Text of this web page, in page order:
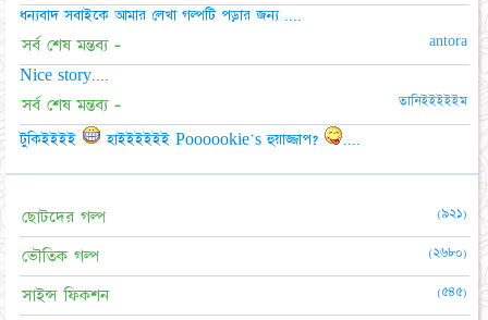
ধন্যবাদ সবাইকে আমার লেখা গল্পটি পড়ার জন্য ....
সর্ব শেষ মন্তব্য - antora
Nice story....
সর্ব শেষ মন্তব্য - তানিইইইইইম
টুকিইইইই হাইইইইইই Poooookie's হুয়াজ্জাপ?
ছোটদের গল্প (৯২১)
ভৌতিক গল্প (২৬৮০)
সাইন্স ফিকশন (৫৪৫)